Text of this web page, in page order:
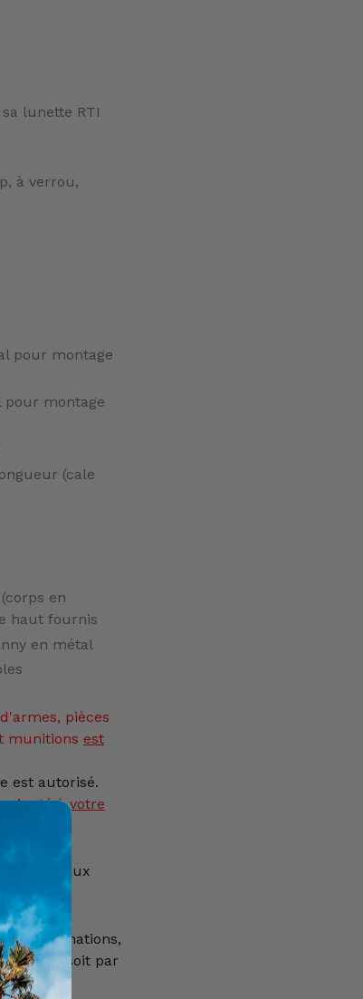
lunette RTI
à verrou,
pour montage
pour montage
(cale
en
haut fournis
en métal
d'armes, pièces
munitions est
est autorisé.
ajouté à votre
réservé aux
d'informations,
49 42, soit par